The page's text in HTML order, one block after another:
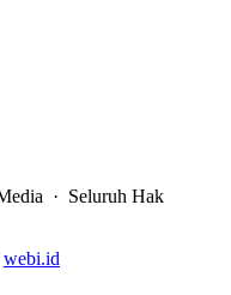
· Seluruh Hak
webi.id